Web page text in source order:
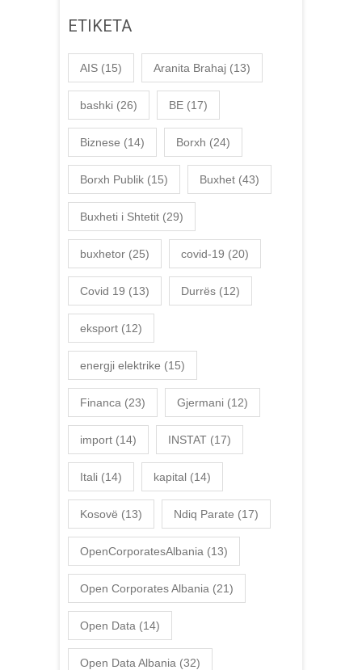
ETIKETA
AIS (15) Aranita Brahaj (13)
bashki (26) BE (17)
Biznese (14) Borxh (24)
Borxh Publik (15) Buxhet (43)
Buxheti i Shtetit (29)
buxhetor (25) covid-19 (20)
Covid 19 (13) Durrës (12)
eksport (12)
energji elektrike (15)
Financa (23) Gjermani (12)
import (14) INSTAT (17)
Itali (14) kapital (14)
Kosovë (13) Ndiq Parate (17)
OpenCorporatesAlbania (13)
Open Corporates Albania (21)
Open Data (14)
Open Data Albania (32)